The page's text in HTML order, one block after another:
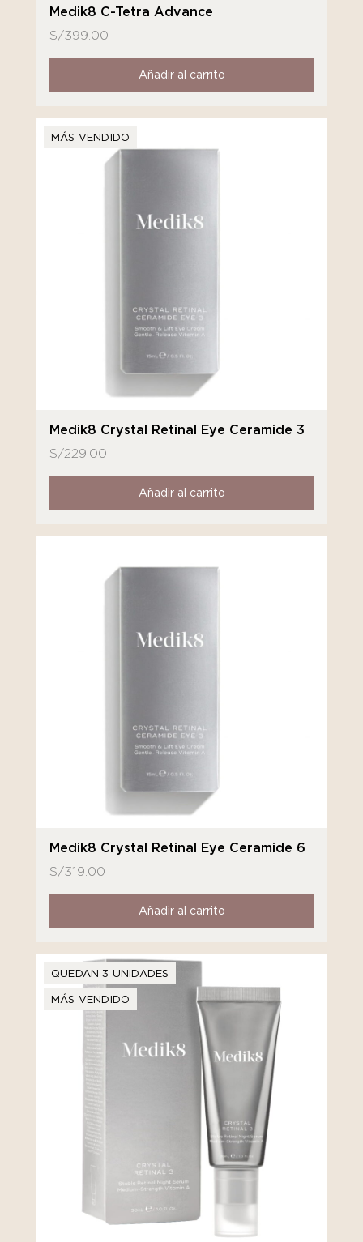
Medik8 C-Tetra Advance
S/399.00
Añadir al carrito
MÁS VENDIDO
Medik8 Crystal Retinal Eye Ceramide 3
S/229.00
Añadir al carrito
Medik8 Crystal Retinal Eye Ceramide 6
S/319.00
Añadir al carrito
QUEDAN 3 UNIDADES
MÁS VENDIDO